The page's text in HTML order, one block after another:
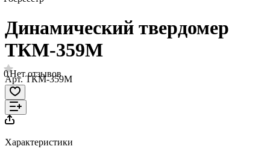
Динамический твердомер
ТКМ-359М
0Нет отзывов
Арт.ТКМ-359М
Характеристики